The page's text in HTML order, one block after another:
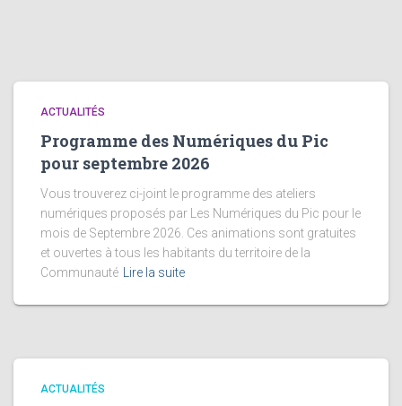
ACTUALITÉS
Programme des Numériques du Pic
pour septembre 2026
Vous trouverez ci-joint le programme des ateliers
numériques proposés par Les Numériques du Pic pour le
mois de Septembre 2026. Ces animations sont gratuites
et ouvertes à tous les habitants du territoire de la
Communauté Lire la suite
ACTUALITÉS